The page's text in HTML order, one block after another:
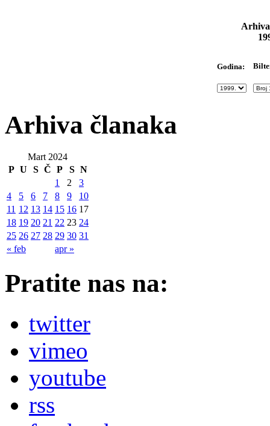
Godina:
Arhiva članaka
Mart 2024
P U S Č P S N
« feb apr »
1 2
3
4
5 6 7 8 9
10
11 12 13 14 15 16 17
18 19 20 21 22 23 24
25 26 27 28 29 30 31
Pratite nas na:
twitter
vimeo
youtube
rss